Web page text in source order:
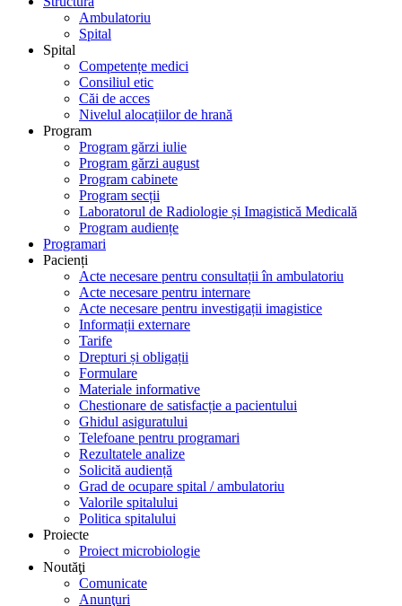
Ambulatoriu
Spital
Spital
Competențe medici
Consiliul etic
Căi de acces
Nivelul alocațiilor de hrană
Program
Program gărzi iulie
Program gărzi august
Program cabinete
Program secții
Laboratorul de Radiologie și Imagistică Medicală
Program audiențe
Programari
Pacienți
Acte necesare pentru consultații în ambulatoriu
Acte necesare pentru internare
Acte necesare pentru investigații imagistice
Informații externare
Tarife
Drepturi și obligații
Formulare
Materiale informative
Chestionare de satisfacție a pacientului
Ghidul asiguratului
Telefoane pentru programari
Rezultatele analize
Solicită audiență
Grad de ocupare spital / ambulatoriu
Valorile spitalului
Politica spitalului
Proiecte
Proiect microbiologie
Noutăţi
Comunicate
Anunţuri